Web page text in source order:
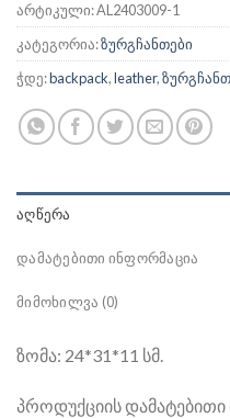
არტიკული:AL2403009-1
კატეგორია:ზურგჩანთები
ჭდე:backpack,leather,
ᲐᲦᲬᲔᲠᲐ
ᲓᲐᲛᲐᲢᲔᲑᲘᲗᲘ ᲘᲜᲤᲝᲠᲛᲐᲪᲘᲐ
ᲛᲘᲛᲝᲮᲘᲚᲕᲐ (0)
ზომა: 24*31*11 სმ.
პროდუქციის